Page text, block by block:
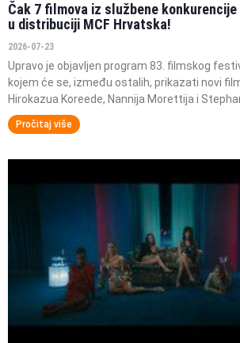
Čak 7 filmova iz službene
u distribuciji MCF Hrvatska!
2026-07-23
Upravo je objavljen program 83. filmskog
kojem će se, između ostalih, prikazati novi
Hirokazua Koreede, Nannija Morettija i
Pročitaj više